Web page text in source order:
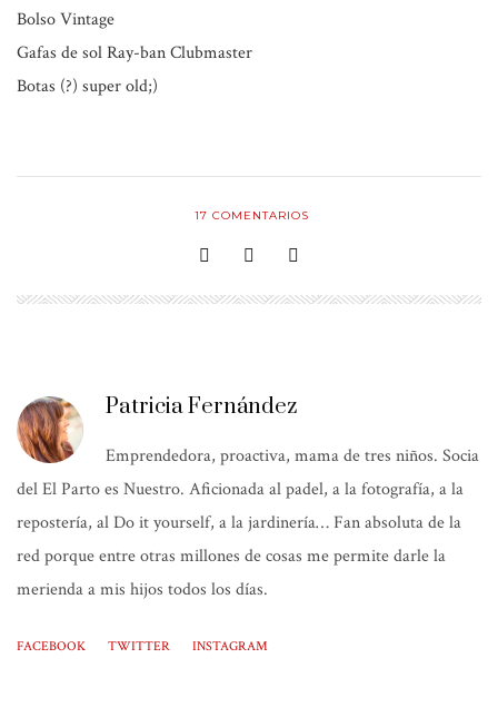
Bolso Vintage
Gafas de sol Ray-ban Clubmaster
Botas (?) super old;)
17 COMENTARIOS
Patricia Fernández
Emprendedora, proactiva, mama de tres niños. Socia
del El Parto es Nuestro. Aficionada al padel, a la fotografía, a la
repostería, al Do it yourself, a la jardinería… Fan absoluta de la
red porque entre otras millones de cosas me permite darle la
merienda a mis hijos todos los días.
FACEBOOK TWITTER INSTAGRAM